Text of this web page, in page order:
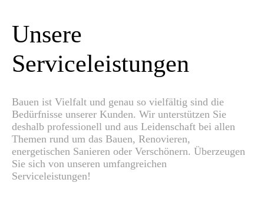
Unsere
Serviceleistungen
Bauen ist Vielfalt und genau so vielfältig sind die
Bedürfnisse unserer Kunden. Wir unterstützen Sie
deshalb professionell und aus Leidenschaft bei allen
Themen rund um das Bauen, Renovieren,
energetischen Sanieren oder Verschönern. Überzeugen
Sie sich von unseren umfangreichen
Serviceleistungen!